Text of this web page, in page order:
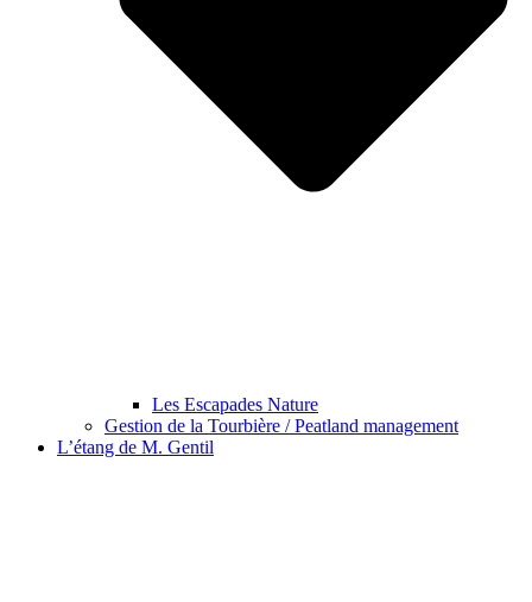
Les Escapades Nature
Gestion de la Tourbière / Peatland management
L’étang de M. Gentil